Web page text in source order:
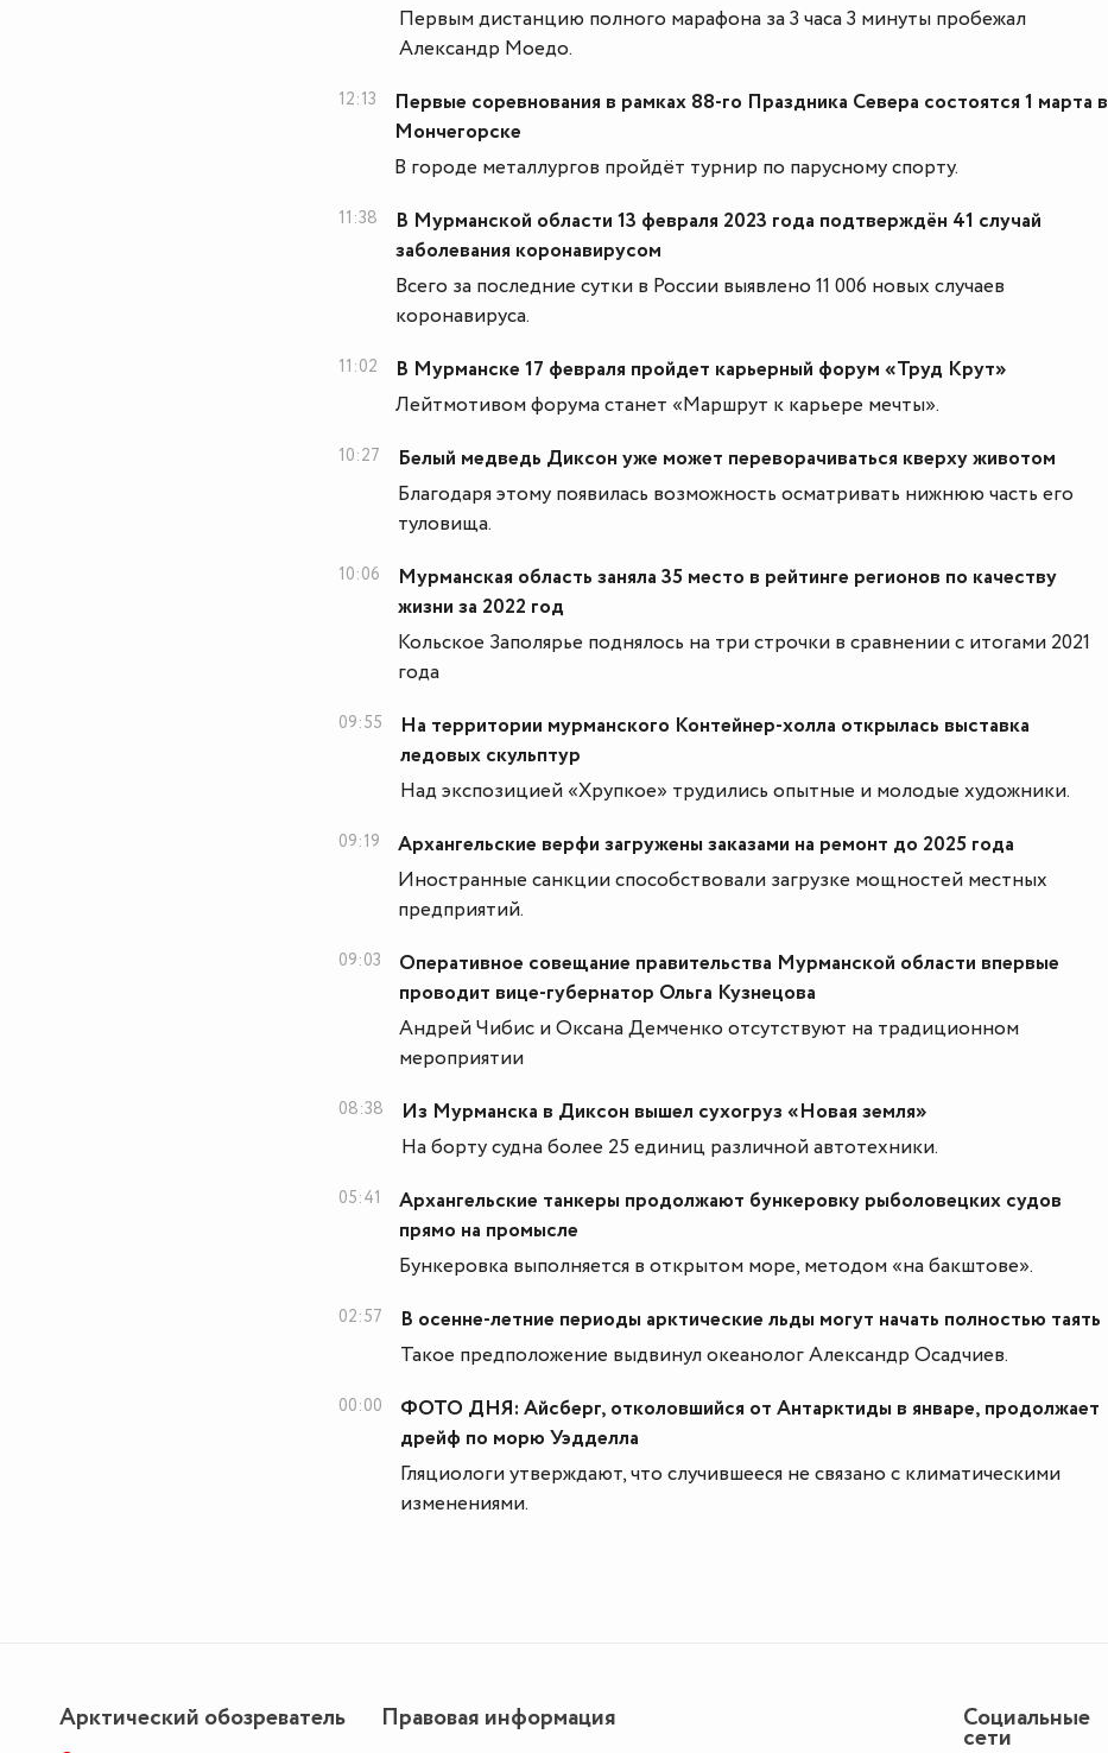
Первым дистанцию полного марафона за 3 часа 3 минуты пробежал
Александр Моедо.
12:13
Первые соревнования в рамках 88-го Праздника Севера состоятся 1 марта в
Мончегорске
В городе металлургов пройдёт турнир по парусному спорту.
11:38
В Мурманской области 13 февраля 2023 года подтверждён 41 случай
заболевания коронавирусом
Всего за последние сутки в России выявлено 11 006 новых случаев
коронавируса.
11:02
В Мурманске 17 февраля пройдет карьерный форум «Труд Крут»
Лейтмотивом форума станет «Маршрут к карьере мечты».
10:27
Белый медведь Диксон уже может переворачиваться кверху животом
Благодаря этому появилась возможность осматривать нижнюю часть его
туловища.
10:06
Мурманская область заняла 35 место в рейтинге регионов по качеству
жизни за 2022 год
Кольское Заполярье поднялось на три строчки в сравнении с итогами 2021
года
09:55
На территории мурманского Контейнер-холла открылась выставка
ледовых скульптур
Над экспозицией «Хрупкое» трудились опытные и молодые художники.
09:19
Архангельские верфи загружены заказами на ремонт до 2025 года
Иностранные санкции способствовали загрузке мощностей местных
предприятий.
09:03
Оперативное совещание правительства Мурманской области впервые
проводит вице-губернатор Ольга Кузнецова
Андрей Чибис и Оксана Демченко отсутствуют на традиционном
мероприятии
08:38
Из Мурманска в Диксон вышел сухогруз «Новая земля»
На борту судна более 25 единиц различной автотехники.
05:41
Архангельские танкеры продолжают бункеровку рыболовецких судов
прямо на промысле
Бункеровка выполняется в открытом море, методом «на бакштове».
02:57
В осенне-летние периоды арктические льды могут начать полностью таять
Такое предположение выдвинул океанолог Александр Осадчиев.
00:00
ФОТО ДНЯ: Айсберг, отколовшийся от Антарктиды в январе, продолжает
дрейф по морю Уэдделла
Гляциологи утверждают, что случившееся не связано с климатическими
изменениями.
Арктический обозреватель Правовая информация Социальные
сети